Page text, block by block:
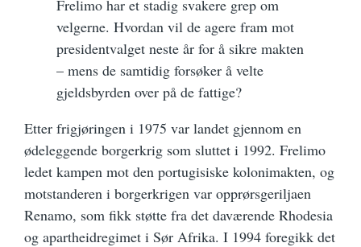
Frelimo har et stadig svakere grep om
velgerne. Hvordan vil de agere fram mot
presidentvalget neste år for å sikre makten
– mens de samtidig forsøker å velte
gjeldsbyrden over på de fattige?
Etter frigjøringen i 1975 var landet gjennom en
ødeleggende borgerkrig som sluttet i 1992. Frelimo
ledet kampen mot den portugisiske kolonimakten, og
motstanderen i borgerkrigen var opprørsgeriljaen
Renamo, som fikk støtte fra det daværende Rhodesia
og apartheidregimet i Sør Afrika. I 1994 foregikk det